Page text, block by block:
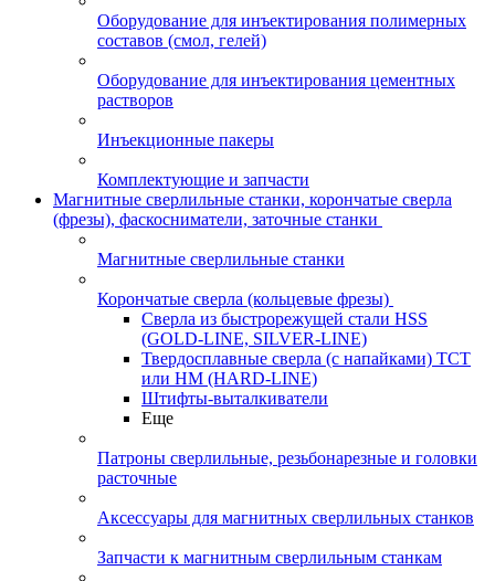
Оборудование для инъектирования полимерных
составов (смол, гелей)
Оборудование для инъектирования цементных
растворов
Инъекционные пакеры
Комплектующие и запчасти
Магнитные сверлильные станки, корончатые сверла
(фрезы), фаскосниматели, заточные станки
Магнитные сверлильные станки
Корончатые сверла (кольцевые фрезы)
Сверла из быстрорежущей стали HSS
(GOLD-LINE, SILVER-LINE)
Твердосплавные сверла (с напайками) ТСТ
или HM (HARD-LINE)
Штифты-выталкиватели
Еще
Патроны сверлильные, резьбонарезные и головки
расточные
Аксессуары для магнитных сверлильных станков
Запчасти к магнитным сверлильным станкам